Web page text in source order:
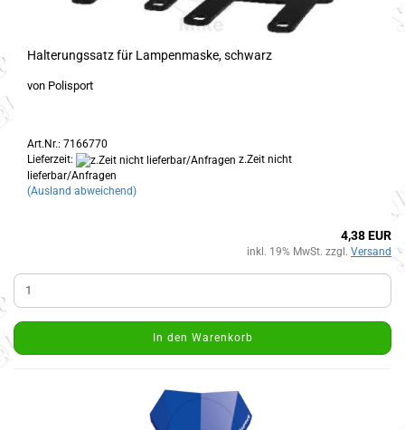
Halterungssatz für Lampenmaske, schwarz
von Polisport
Art.Nr.: 7166770
Lieferzeit:
z.Zeit nicht
lieferbar/Anfragen
(Ausland abweichend)
4,38 EUR
inkl. 19% MwSt. zzgl. Versand
In den Warenkorb